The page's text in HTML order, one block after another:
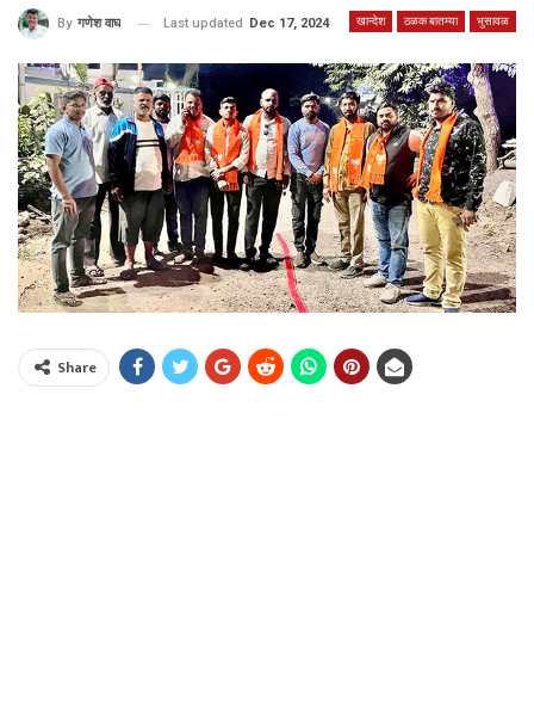
खान्देश ठळक बातम्या भुसावळ
By गणेश वाघ Last updated Dec 17, 2024
Share